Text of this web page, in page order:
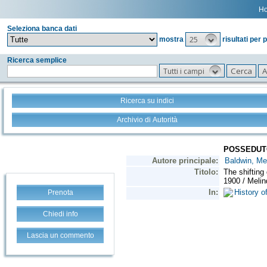
Seleziona banca dati
mostra
25 risultati per
Ricerca semplice
Tutti i campi
Ricerca su indici
Archivio di Autorità
Prenota
Chiedi info
Lascia un commento